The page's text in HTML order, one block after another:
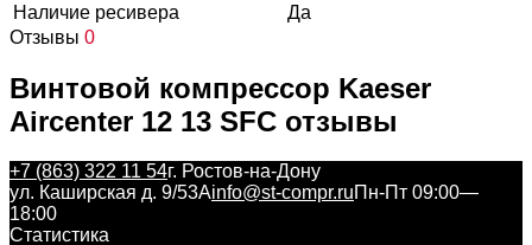
Наличие ресивера
Да
Отзывы 0
Винтовой компрессор Kaeser
Aircenter 12 13 SFC отзывы
+7 (863) 322 11 54г. Ростов-на-Дону
ул. Каширская д. 9/53Аinfo@st-compr.ruПн-Пт 09:00—
18:00
Статистика